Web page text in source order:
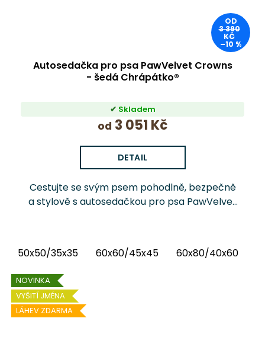
OD
3 390
KČ
–10 %
Autosedačka pro psa PawVelvet Crowns
- šedá Chrápátko®
Skladem
od 3 051 Kč
DETAIL
Cestujte se svým psem pohodlně, bezpečně
a stylově s autosedačkou pro psa PawVelvet
látku...
50x50/35x35 60x60/45x45 60x80/40x60
NOVINKA
VYŠITÍ JMÉNA
LÁHEV ZDARMA